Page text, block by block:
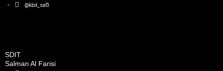
@kbit_saf3
SDIT
Salman Al Farisi